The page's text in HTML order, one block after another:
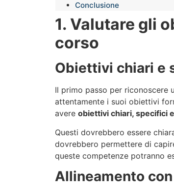
Conclusione
1. Valutare gli
corso
Obiettivi chiari e
Il primo passo per riconoscere
attentamente i suoi obiettivi
avere obiettivi chiari, specifici
Questi dovrebbero essere
dovrebbero permettere di
queste competenze potranno
Allineamento